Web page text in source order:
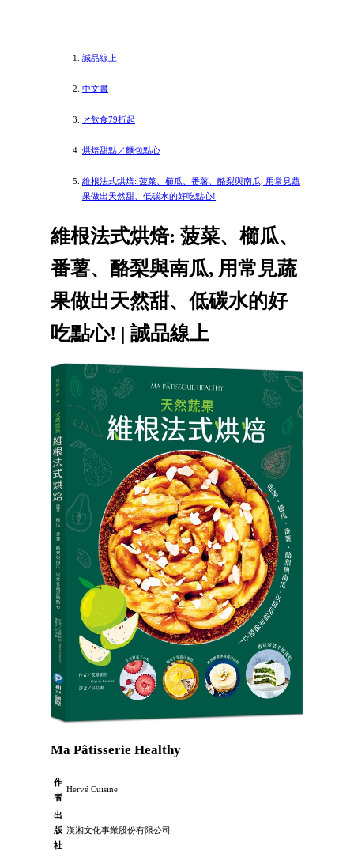
誠品線上
中文書
📌飲食79折起
烘焙甜點／麵包點心
維根法式烘焙: 菠菜、櫛瓜、番薯、酪梨與南瓜, 用常見蔬
果做出天然甜、低碳水的好吃點心!
維根法式烘焙: 菠菜、櫛瓜、
番薯、酪梨與南瓜, 用常見蔬
果做出天然甜、低碳水的好
吃點心! | 誠品線上
Ma Pâtisserie Healthy
作
者
Hervé Cuisine
出
版
社
漢湘文化事業股份有限公司